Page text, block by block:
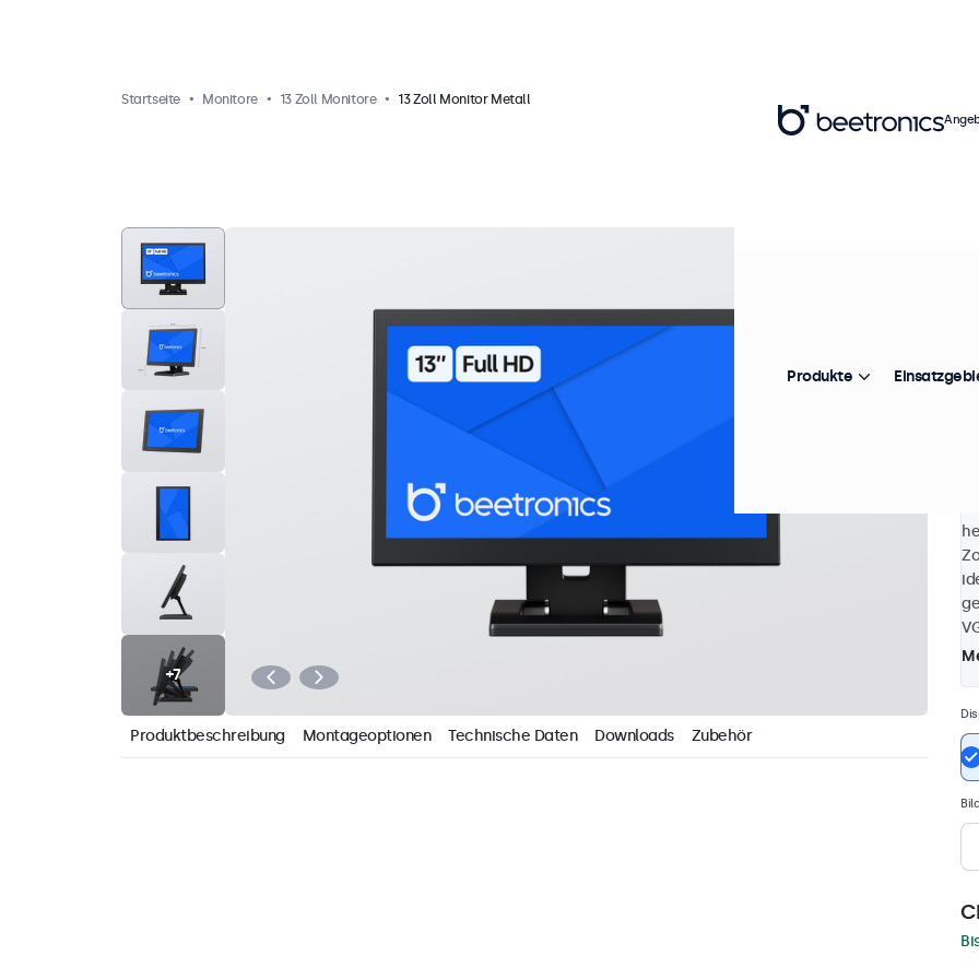
Startseite Monitore 13 Zoll Monitore 13 Zoll Monitor Metall
Produktbeschreibung Montageoptionen Technische Daten Downloads Zubehör
Produkte